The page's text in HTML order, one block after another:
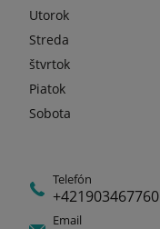
Utorok
Streda
štvrtok
Piatok
Sobota
Telefón
+421903467760
Email